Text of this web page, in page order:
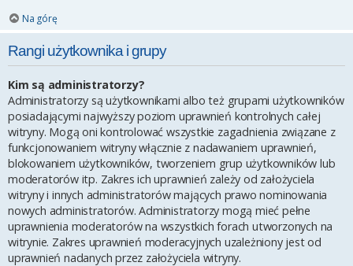
Na górę
Rangi użytkownika i grupy
Kim są administratorzy?
Administratorzy są użytkownikami albo też grupami użytkowników
posiadającymi najwyższy poziom uprawnień kontrolnych całej
witryny. Mogą oni kontrolować wszystkie zagadnienia związane z
funkcjonowaniem witryny włącznie z nadawaniem uprawnień,
blokowaniem użytkowników, tworzeniem grup użytkowników lub
moderatorów itp. Zakres ich uprawnień zależy od założyciela
witryny i innych administratorów mających prawo nominowania
nowych administratorów. Administratorzy mogą mieć pełne
uprawnienia moderatorów na wszystkich forach utworzonych na
witrynie. Zakres uprawnień moderacyjnych uzależniony jest od
uprawnień nadanych przez założyciela witryny.